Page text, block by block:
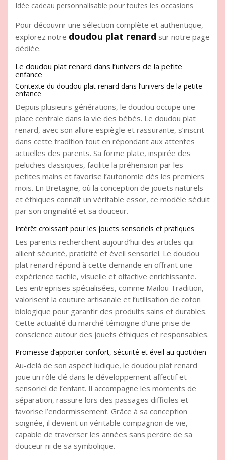
Idée cadeau personnalisable pour toutes les occasions
Pour découvrir une sélection complète et authentique,
explorez notre doudou plat renard sur notre page
dédiée.
Le doudou plat renard dans l’univers de la petite
enfance
Contexte du doudou plat renard dans l’univers de la petite
enfance
Depuis plusieurs générations, le doudou occupe une
place centrale dans la vie des bébés. Le doudou plat
renard, avec son allure espiègle et rassurante, s’inscrit
dans cette tradition tout en répondant aux attentes
actuelles des parents. Sa forme plate, inspirée des
peluches classiques, facilite la préhension par les
petites mains et favorise l’autonomie dès les premiers
mois. En Bretagne, où la conception de jouets naturels
et éthiques connaît un véritable essor, ce modèle séduit
par son originalité et sa douceur.
Intérêt croissant pour les jouets sensoriels et pratiques
Les parents recherchent aujourd’hui des articles qui
allient sécurité, praticité et éveil sensoriel. Le doudou
plat renard répond à cette demande en offrant une
expérience tactile, visuelle et olfactive enrichissante.
Les entreprises spécialisées, comme Maïlou Tradition,
valorisent la couture artisanale et l’utilisation de coton
biologique pour garantir des produits sains et durables.
Cette actualité du marché témoigne d’une prise de
conscience autour des jouets éthiques et responsables.
Promesse d’apporter confort, sécurité et éveil au quotidien
Au-delà de son aspect ludique, le doudou plat renard
joue un rôle clé dans le développement affectif et
sensoriel de l’enfant. Il accompagne les moments de
séparation, rassure lors des passages difficiles et
favorise l’endormissement. Grâce à sa conception
soignée, il devient un véritable compagnon de vie,
capable de traverser les années sans perdre de sa
douceur ni de sa symbolique.